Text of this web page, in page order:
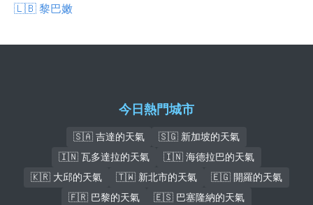
🇱🇧 黎巴嫩
今日熱門城市
🇸🇦 吉達的天氣
🇸🇬 新加坡的天氣
🇮🇳 瓦多達拉的天氣
🇮🇳 海德拉巴的天氣
🇰🇷 大邱的天氣
🇹🇼 新北市的天氣
🇪🇬 開羅的天氣
🇫🇷 巴黎的天氣
🇪🇸 巴塞隆納的天氣